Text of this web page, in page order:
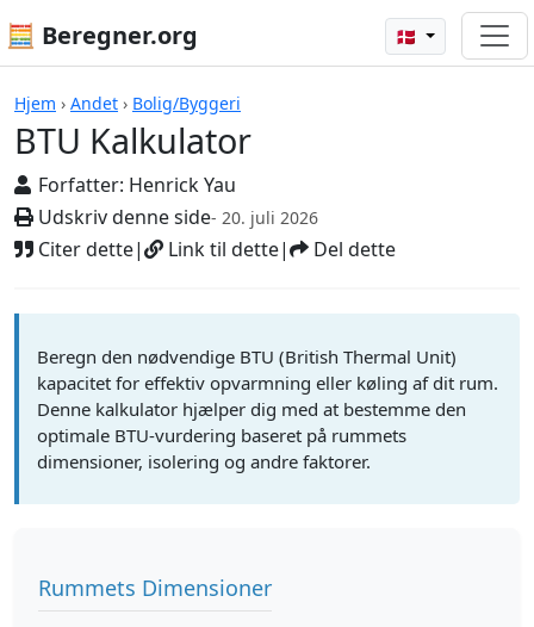
🧮 Beregner.org 🇩🇰
Hjem › Andet › Bolig/Byggeri
BTU Kalkulator
Forfatter: Henrick Yau
Udskriv denne side- 20. juli 2026
Citer dette| Link til dette| Del dette
Beregnere
Beregn den nødvendige BTU (British Thermal Unit)
kapacitet for effektiv opvarmning eller køling af dit rum.
Denne kalkulator hjælper dig med at bestemme den
optimale BTU-vurdering baseret på rummets
dimensioner, isolering og andre faktorer.
Rummets Dimensioner